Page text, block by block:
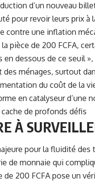
d’un nouveau
pour revoir leurs prix à
contre une inflation
pièce de 200 FCFA,
dessous de ce seuil
des ménages, surtout
du coût de la
en catalyseur d’une
de profonds défis
À
pour la fluidité
de monnaie qui
200 FCFA pose un